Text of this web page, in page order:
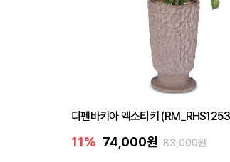
디펜바키아 엑소티키
11% 74,000원 83,000원